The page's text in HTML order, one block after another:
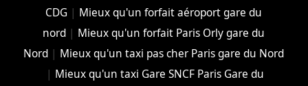
CDG | Mieux qu'un forfait aéroport gare du
nord | Mieux qu'un forfait Paris Orly gare du
Nord | Mieux qu'un taxi pas cher Paris gare du Nord
| Mieux qu'un taxi Gare SNCF Paris Gare du